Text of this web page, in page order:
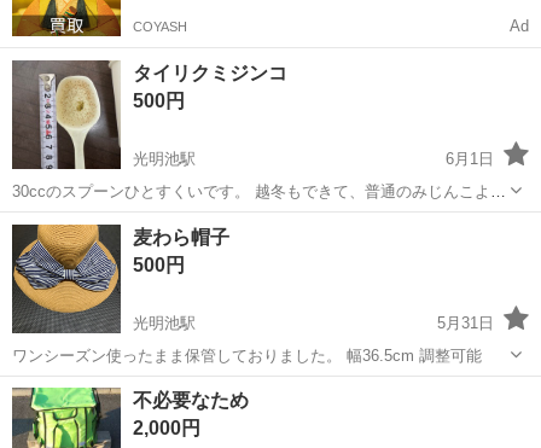
COYASH Ad
タイリクミジンコ
500円
光明池駅
6月1日
30ccのスプーンひとすくいです。 越冬もできて、普通のみじんこより
安定して増え続けます。 普通のみじんこで何度も失敗しましたが、タ
イリクミジンコでは全滅していません。 ※こちらの出品による、生体
の死亡等の責任は一切負いま...
大阪 堺市 光明池駅
麦わら帽子
500円
光明池駅
5月31日
ワンシーズン使ったまま保管しておりました。 幅36.5cm 調整可能
大阪 和泉市 光明池駅
不必要なため
2,000円